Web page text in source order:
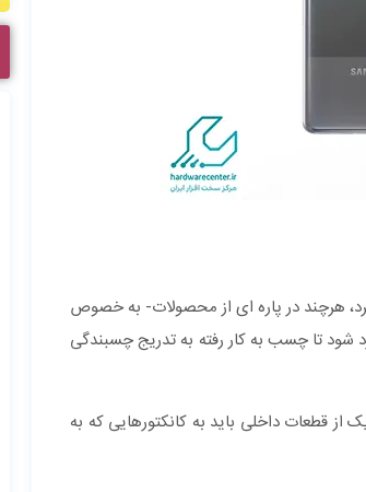
هرچند در پاره ای از محصولات- به خصوص
شود تا چسب به کار رفته به تدریج چسبندگی
قطعات داخلی باید به کانکتورهایی که به